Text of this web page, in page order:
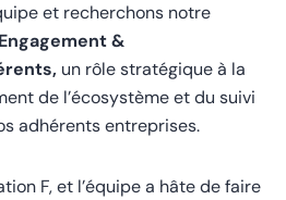
et recherchons notre
&
un rôle stratégique à la
de l’écosystème et du suivi
adhérents entreprises.
F, et l’équipe a hâte de faire